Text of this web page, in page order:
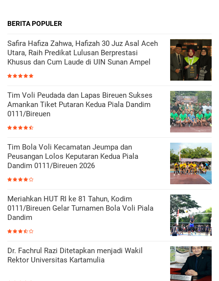
BERITA POPULER
Safira Hafiza Zahwa, Hafizah 30 Juz Asal Aceh
Utara, Raih Predikat Lulusan Berprestasi
Khusus dan Cum Laude di UIN Sunan Ampel
Tim Voli Peudada dan Lapas Bireuen Sukses
Amankan Tiket Putaran Kedua Piala Dandim
0111/Bireuen
Tim Bola Voli Kecamatan Jeumpa dan
Peusangan Lolos Keputaran Kedua Piala
Dandim 0111/Bireuen 2026
Meriahkan HUT RI ke 81 Tahun, Kodim
0111/Bireuen Gelar Turnamen Bola Voli Piala
Dandim
Dr. Fachrul Razi Ditetapkan menjadi Wakil
Rektor Universitas Kartamulia